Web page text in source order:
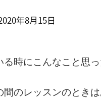
年8月15日
る時にこんなこと思
間のレッスンのとき